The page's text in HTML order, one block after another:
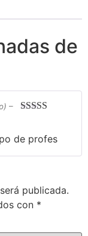
de
–
de profes
publicada.
con *